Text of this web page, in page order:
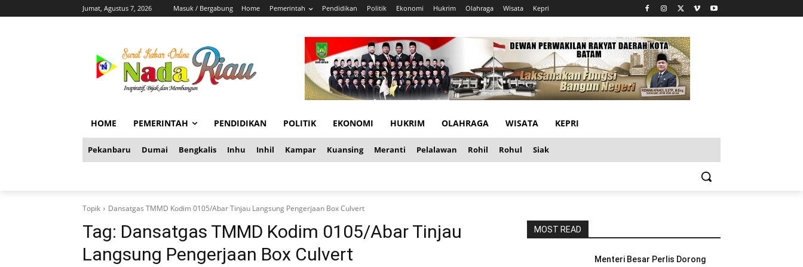
Jumat, Agustus 7, 2026 Masuk / Bergabung Home Pemerintah Pendidikan Politik Ekonomi Hukrim Olahraga Wisata Kepri
HOME PEMERINTAH PENDIDIKAN POLITIK EKONOMI HUKRIM OLAHRAGA WISATA KEPRI
Pekanbaru Dumai Bengkalis Inhu Inhil Kampar Kuansing Meranti Pelalawan Rohil Rohul Siak
Topik Dansatgas TMMD Kodim 0105/Abar Tinjau Langsung Pengerjaan Box Culvert
Tag: Dansatgas TMMD Kodim 0105/Abar Tinjau
Langsung Pengerjaan Box Culvert
MOST READ
Menteri Besar Perlis Dorong